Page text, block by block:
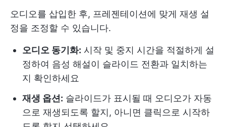
오디오를 삽입한 후, 프레젠테이션에 맞게 재생 설
정을 조정할 수 있습니다.
오디오 동기화: 시작 및 중지 시간을 적절하게 설
정하여 음성 해설이 슬라이드 전환과 일치하는
지 확인하세요
재생 옵션: 슬라이드가 표시될 때 오디오가 자동
으로 재생되도록 할지, 아니면 클릭으로 시작하